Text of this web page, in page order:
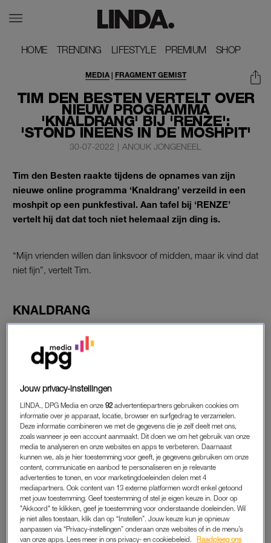
HOME
HOME TRENDING
TRENDING LIFESTYLE
LIFESTYLE PREMIUM
PREMIUM SHOP
SHOP
TIM DEN BESTEN VERTELT OVER
NIEUW PROGRAMMA
'KNALDRANG' BIJ 'RENZE':
'STOND INEENS IN DE MOSHPIT'
MEDIA| FRAGMENT GEMIST
30-07-2022 | ANOUK JONGENEEL
Tim den Besten raakte tijdens de opnames van zijn
nieuwe online programma ‘Knaldrang’ verzeild in een
moshpit op een punkfestival. Aan tafel bij ‘RENZE’
vertelt hij dat dat toch niet helemaal zijn ding is.
“Mijn vrienden willen dan linksvoor of midden, maar ik vind dat
niet fijn”, vertelt Tim.
KNALDRANG
“Ik ga heel graag zo’n beetje aan het randje staan, dat je ook
nog een beetje zo kan bewegen”, vertelt Tim. Hij doet voor hoe
wild hij dan danst. “Dat vind ik fijn, zo een beetje in de luwte.”
In zijn nieuwe online-serie
belang van feesten na twee coronajaren. In iedere aflevering
gaat de presentator mee met iemand voor wie uitgaan een
cruciaal deel van het leven is.
Voor de serie ging hij ook mee naar een punkfestival, waar in
moshpits wordt gedanst. Fans van de muziek dansen en
springen dan tegen elkaar aan in een cirkel. “Het centrum van
de dynamiek word je daar eigenlijk ingesleurd door Max, daar
lijk je toch niet heel er van te genieten”, zegt Renze terwijl het
fragment wordt ingestart.
Jouw privacy-instellingen
LINDA., DPG Media en onze92 advertentiepartners gebruiken cookies om
informatie over je apparaat, locatie, browser en surfgedrag te verzamelen.
Deze informatie combineren we met de gegevens die je zelf deelt met ons,
zoals wanneer je een account aanmaakt. Dit doen we om het gebruik van onze
media te analyseren en onze websites en apps te verbeteren. Daarnaast
kunnen we, als je hier toestemming voor geeft, je gegevens gebruiken om onze
content, communicatie en aanbod te personaliseren en je relevante
advertenties te tonen, en voor marketingdoeleinden delen met 4
mediapartners. Ook content van 13 externe platformen wordt enkel getoond
met jouw toestemming. Geef toestemming of stel je eigen keuze in. Door op
"Akkoord" te klikken, geef je toestemming voor onderstaande doeleinden. Wil
je niet alles toestaan, klik dan op “Instellen”. Jouw keuze kun je opnieuw
aanpassen via “Privacy-instellingen” onderaan onze websites of in de menu’s
van onze apps. Lees meer in ons privacy- en cookiebeleid.
Raadpleeg ons